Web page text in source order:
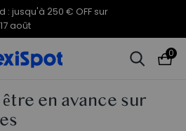
C7
21
0
en avance sur